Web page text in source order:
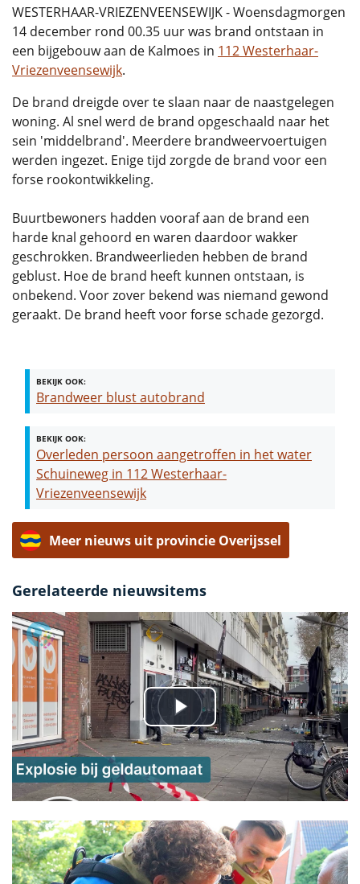
WESTERHAAR-VRIEZENVEENSEWIJK - Woensdagmorgen
14 december rond 00.35 uur was brand ontstaan in
een bijgebouw aan de Kalmoes in 112 Westerhaar-
Vriezenveensewijk.
De brand dreigde over te slaan naar de naastgelegen
woning. Al snel werd de brand opgeschaald naar het
sein 'middelbrand'. Meerdere brandweervoertuigen
werden ingezet. Enige tijd zorgde de brand voor een
forse rookontwikkeling.
Buurtbewoners hadden vooraf aan de brand een
harde knal gehoord en waren daardoor wakker
geschrokken. Brandweerlieden hebben de brand
geblust. Hoe de brand heeft kunnen ontstaan, is
onbekend. Voor zover bekend was niemand gewond
geraakt. De brand heeft voor forse schade gezorgd.
BEKIJK OOK:
Brandweer blust autobrand
BEKIJK OOK:
Overleden persoon aangetroffen in het water
Schuineweg in 112 Westerhaar-
Vriezenveensewijk
Meer nieuws uit provincie Overijssel
Gerelateerde nieuwsitems